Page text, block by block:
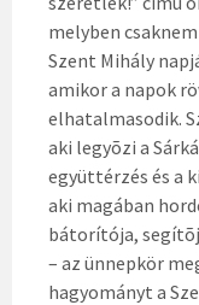
melyben
Szent Mihály
amikor a napok
elhatalmasodik.
aki legyõzi a
együttérzés és a
aki magában
bátorítója,
– az ünnepkör
hagyományt a